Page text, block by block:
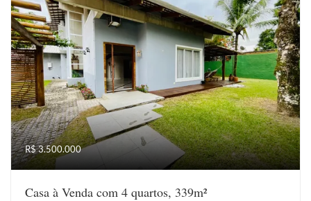
R$ 3.500.000
Casa à Venda com 4 quartos, 339m²